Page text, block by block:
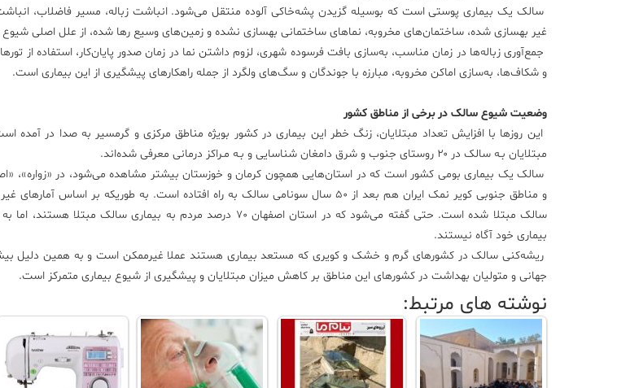
سالک یک بیماری پوستی است که بوسیله گزیدن پشه‌خاکی آلوده منتقل می‌شود. انباشت زباله، مسیر فاضلاب،
غیر بهسازی شده، ساختمان‌های مخروبه، نماهای ساختمانی بهسازی نشده و زمین‌های وسیع‌‌ رها شده، از علل اصلی
جمع‌آوری زباله‌ها در زمان مناسب، به‌سازی بافت فرسوده شهری، لزوم داشتن نما در زمان صدور پایان‌کار، استفاده از
و شکاف‌ها، به‌سازی اماکن مخروبه، مبارزه با جوندگان و سگ‌های ولگرد از جمله راهکارهای پیشگیری از این بیماری است.
وضعیت شیوع سالک در برخی از مناطق کشور
مبتلایان بـه سالک در ۲۰ روستای جنوب و شرق دامغان شناسایی و بـه مـراکز درمانی معرفی شده‌اند.
سالک یک بیماری بومی کشور است که در استان‌هایی همچون کرمان و خوزستان بیشتر مشاهده می‌شود، در «زواره»،
سالک مبتلا شده است. حتی گفته می‌شود که در استان اصفهان ۷۰ درصد مردم به بیماری
بیماری خود آگاه نیستند.
ریشه‌کنی سالک در کشورهای گرم و خشک و کویری که مستعد بیماری هستند عملا غیرممکن است و به همین دلیل
جهانی و متولیان بهداشت در کشورهای این مناطق بر کاهش میزان مبتلایان و پیشگیری از شیوع بیماری متمرکز است.
نوشته های مرتبط: